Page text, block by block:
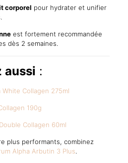
corporel pour hydrater et unifier
est fortement recommandée
dès 2 semaines.
aussi :
Collagen 275ml
190g
Collagen 60ml
plus performants, combinez
Alpha Arbutin 3 Plus.